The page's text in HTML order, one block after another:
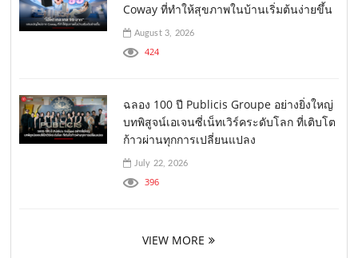
Coway ที่ทำให้สุขภาพในบ้านเริ่มต้นง่ายขึ้น
August 3, 2026
424
ฉลอง 100 ปี Publicis Groupe อย่างยิ่งใหญ่
บทพิสูจน์เอเจนซี่เน็ทเวิร์คระดับโลก ที่เติบโต
ก้าวผ่านทุกการเปลี่ยนแปลง
July 22, 2026
396
VIEW MORE